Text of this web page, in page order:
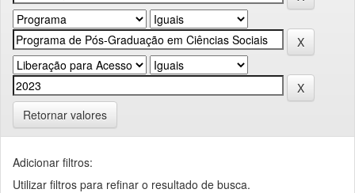
Retornar valores
Adicionar filtros:
Utilizar filtros para refinar o resultado de busca.